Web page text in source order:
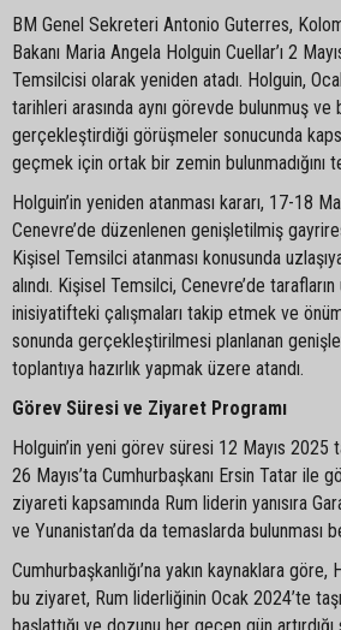
BM Genel Sekreteri Antonio Guterres,
Bakanı Maria Angela Holguin Cuellar’ı 2
Temsilcisi olarak yeniden atadı. Holguin,
tarihleri arasında aynı görevde bulunmuş
gerçekleştirdiği görüşmeler sonucunda
geçmek için ortak bir zemin bulunmadığını
Holguin’in yeniden atanması kararı, 17-18
Cenevre’de düzenlenen genişletilmiş
Kişisel Temsilci atanması konusunda
alındı. Kişisel Temsilci, Cenevre’de
inisiyatifteki çalışmaları takip etmek ve
sonunda gerçekleştirilmesi planlanan
toplantıya hazırlık yapmak üzere atandı.
Görev Süresi ve Ziyaret Programı
Holguin’in yeni görev süresi 12 Mayıs 2025
26 Mayıs’ta Cumhurbaşkanı Ersin Tatar ile
ziyareti kapsamında Rum liderin yanısıra
ve Yunanistan’da da temaslarda bulunması
Cumhurbaşkanlığı’na yakın kaynaklara göre,
bu ziyaret, Rum liderliğinin Ocak 2024’te
başlattığı ve dozunu her geçen gün